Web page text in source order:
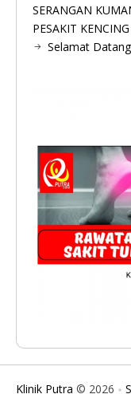
SERANGAN
PESAKIT
Selamat Datang
Klinik Putra © 2026